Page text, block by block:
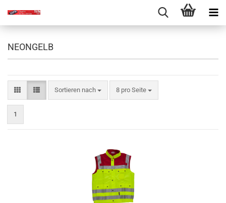
NEONGELB
Sortieren nach
Sortieren nach 8 pro Seite
pro Seite
1